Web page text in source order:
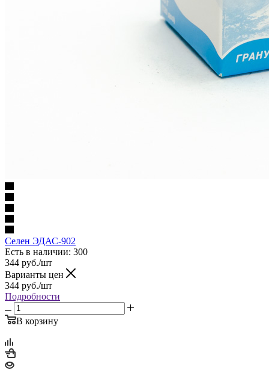
Селен ЭДАС-902
Есть в наличии: 300
344 руб./шт
Варианты цен
344 руб./шт
Подробности
В корзину